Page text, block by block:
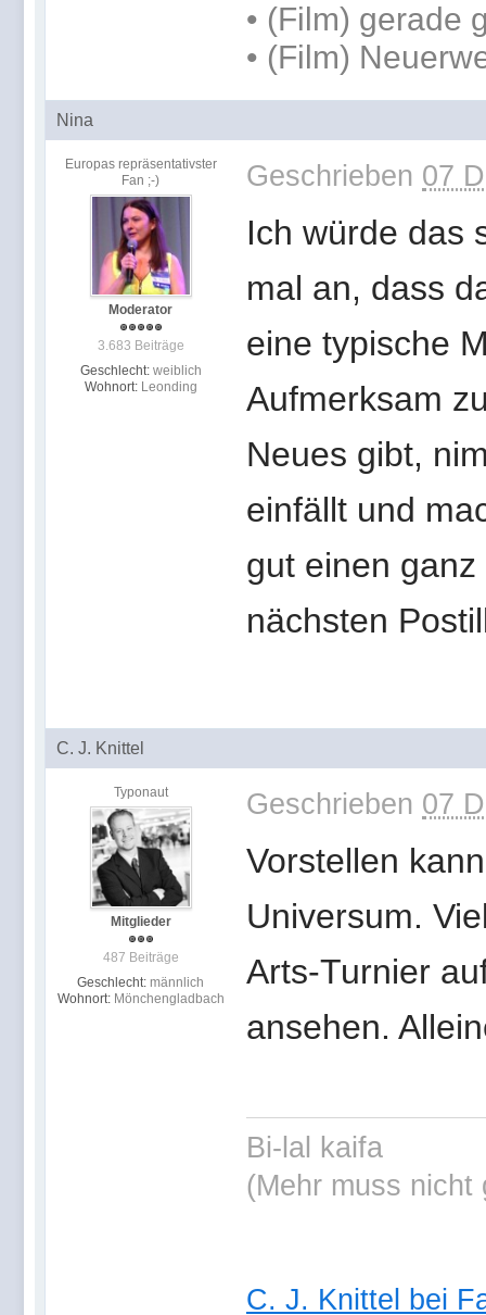
• (Film) gerade
• (Film)
Nina
Europas repräsentativster
Fan ;-)
Moderator
3.683 Beiträge
Geschlecht: weiblich
Wohnort: Leonding
Geschrieben 07
Ich würde das
mal an, dass
eine typische
Aufmerksam
Neues gibt,
einfällt und
gut einen
nächsten
C. J. Knittel
Typonaut
Mitglieder
487 Beiträge
Geschlecht: männlich
Wohnort: Mönchengladbach
Geschrieben 07
Vorstellen
Universum.
Arts-Turnier
ansehen.
Bi-lal kaifa
(Mehr muss nicht
C. J. Knittel bei